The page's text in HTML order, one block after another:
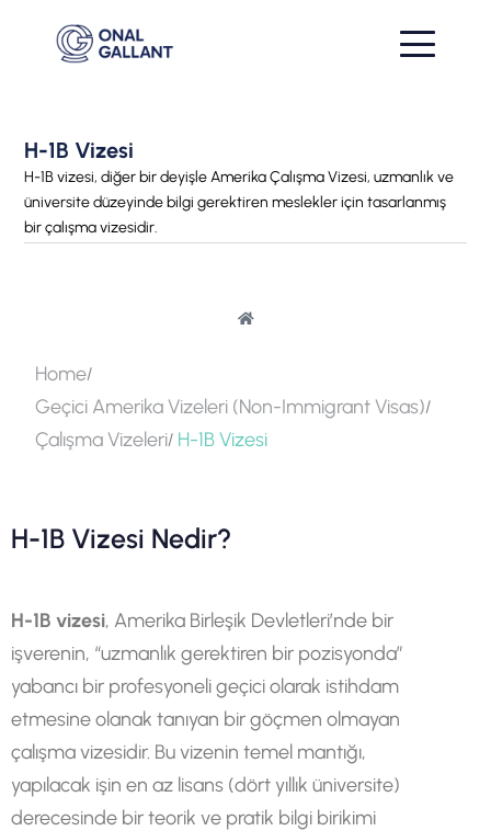
H-1B Vizesi
H-1B vizesi, diğer bir deyişle Amerika Çalışma Vizesi, uzmanlık ve
üniversite düzeyinde bilgi gerektiren meslekler için tasarlanmış
bir çalışma vizesidir.
Home
Geçici Amerika Vizeleri (Non-Immigrant Visas)
Çalışma Vizeleri H-1B Vizesi
H-1B Vizesi Nedir?
H-1B vizesi, Amerika Birleşik Devletleri’nde bir
işverenin, “uzmanlık gerektiren bir pozisyonda”
yabancı bir profesyoneli geçici olarak istihdam
etmesine olanak tanıyan bir göçmen olmayan
çalışma vizesidir. Bu vizenin temel mantığı,
yapılacak işin en az lisans (dört yıllık üniversite)
derecesinde bir teorik ve pratik bilgi birikimi